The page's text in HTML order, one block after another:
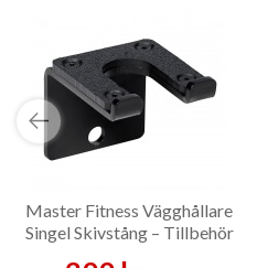
Master Fitness Vägghållare
Singel Skivstång – Tillbehör